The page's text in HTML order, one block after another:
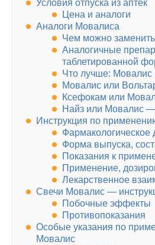
Условия отпуска из аптек
Цена и аналоги
Аналоги Мовалиса
Чем можно
Аналогичные
таблетированной
Что лучше: Мовалис
Мовалис или
Ксефокам или
Найз или Мовалис
Инструкция по
Фармакологическое
Форма выпуска,
Показания к
Применение,
Лекарственное
Свечи Мовалис —
Побочные эффекты
Противопоказания
Особые указания по
Мовалис